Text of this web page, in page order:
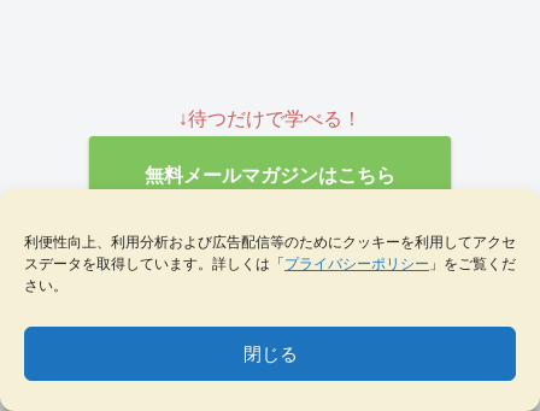
利便性向上、利用分析および広告配信等のためにクッキーを利用してアクセ
スデータを取得しています。詳しくは「 プライバシーポリシー 」をご覧くだ
さい。
閉じる
↓待つだけで学べる！
無料メールマガジンはこちら